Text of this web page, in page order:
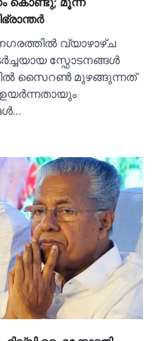
വ്യാഴാഴ്ച
സ്ഫോടനങ്ങള്‍
സൈറണ്‍ മുഴങ്ങുന്നത്